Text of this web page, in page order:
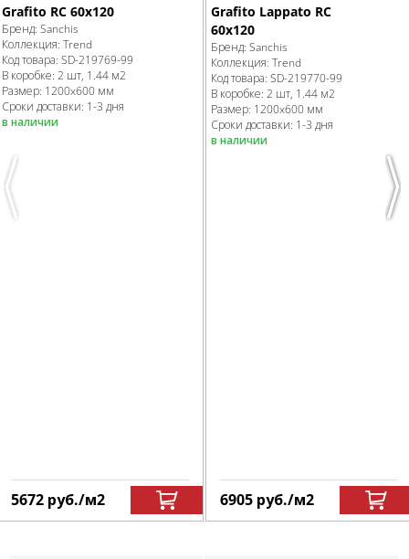
Previous
Grafito RC 60x120
Бренд: Sanchis
Коллекция: Trend
Код товара: SD-219769-99
В коробке: 2 шт, 1.44 м2
Размер: 1200x600 мм
Сроки доставки: 1-3 дня
в наличии
5672 руб./м2
Grafito Lappato RC
60x120
Бренд: Sanchis
Коллекция: Trend
Код товара: SD-219770-99
В коробке: 2 шт, 1.44 м2
Размер: 1200x600 мм
Сроки доставки: 1-3 дня
в наличии
6905 руб./м2